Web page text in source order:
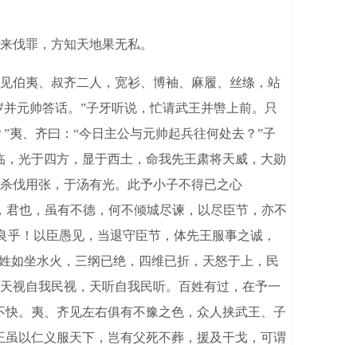
罪，方知天地果无私。
夷、叔齐二人，宽衫、博袖、麻履、丝绦，站
元帅答话。”子牙听说，忙请武王并辔上前。只
、齐曰：“今日主公与元帅起兵往何处去？”子
光于四方，显于西土，命我先王肃将天威，大勋
伐用张，于汤有光。此予小子不得已之心
也，虽有不德，何不倾城尽谏，以尽臣节，亦不
！以臣愚见，当退守臣节，体先王服事之诚，
如坐水火，三纲已绝，四维已折，天怒于上，民
视自我民视，天听自我民听。百姓有过，在予一
。夷、齐见左右俱有不豫之色，众人挟武王、子
以仁义服天下，岂有父死不葬，援及干戈，可谓